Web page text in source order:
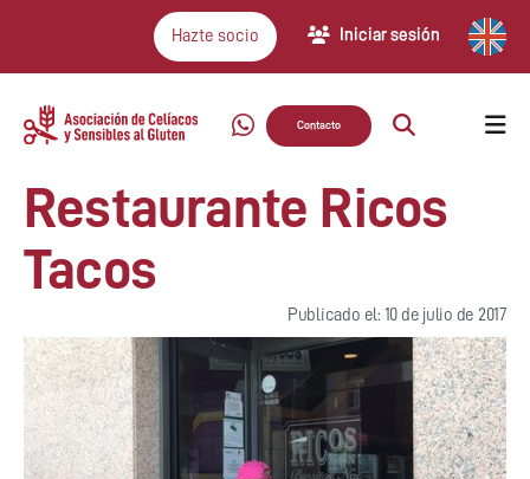
Hazte socio Iniciar sesión
Contacto
Restaurante Ricos
Tacos
Publicado el: 10 de julio de 2017